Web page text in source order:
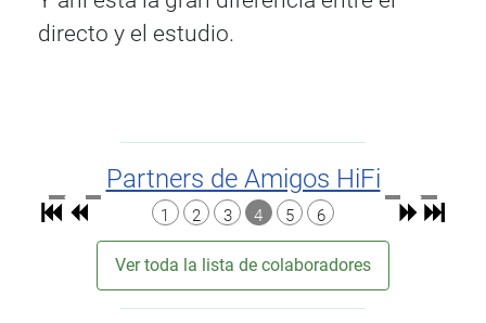
directo y el estudio.
Partners de Amigos HiFi
1 2 3 4 5 6
Ver toda la lista de colaboradores